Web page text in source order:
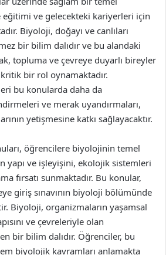
ve gelecekteki kariyerleri için
Biyoloji, doğayı ve canlıları
bir bilim dalıdır ve bu alandaki
topluma ve çevreye duyarlı bireyler
bir rol oynamaktadır.
bu konularda daha da
ve merak uyandırmaları,
yetişmesine katkı sağlayacaktır.
öğrencilere biyolojinin temel
yapı ve işleyişini, ekolojik sistemleri
fırsatı sunmaktadır. Bu konular,
giriş sınavının biyoloji bölümünde
Biyoloji, organizmaların yaşamsal
ve çevreleriyle olan
bir bilim dalıdır. Öğrenciler, bu
biyolojik kavramları anlamakta